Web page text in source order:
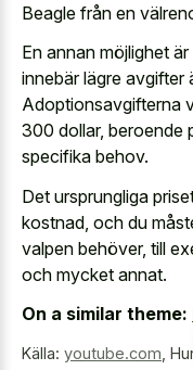
Beagle från en
En annan möjlighet
innebär lägre
Adoptionsavgifterna
300 dollar, beroende
specifika behov.
Det ursprungliga
kostnad, och du
valpen behöver, till
och mycket annat.
On a similar theme:
Källa: youtube.com